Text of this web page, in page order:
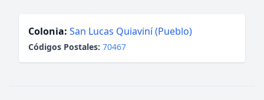
Colonia: San Lucas Quiaviní (Pueblo)
Códigos Postales: 70467